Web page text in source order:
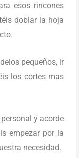
esos rincones
doblar la hoja
pequeños, ir
los cortes mas
y acorde
empezar por la
necesidad.